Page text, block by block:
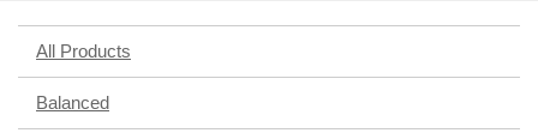
All Products
Balanced